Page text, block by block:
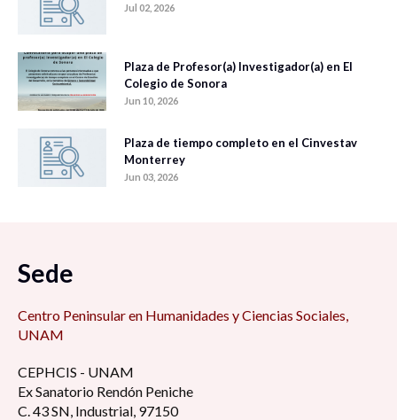
Jul 02, 2026
Plaza de Profesor(a) Investigador(a) en El
Colegio de Sonora
Jun 10, 2026
Plaza de tiempo completo en el Cinvestav
Monterrey
Jun 03, 2026
Sede
Centro Peninsular en Humanidades y Ciencias Sociales,
UNAM
CEPHCIS - UNAM
Ex Sanatorio Rendón Peniche
C. 43 SN, Industrial, 97150